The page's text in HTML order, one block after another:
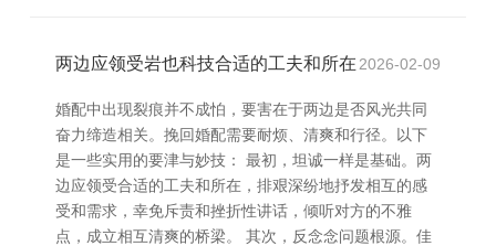
两边应领受岩也科技合适的工夫和所在 2026-02-09
婚配中出现裂痕并不成怕，要害在于两边是否风光共同
奋力缔造相关。挽回婚配需要耐烦、清爽和行径。以下
是一些实用的要津与妙技： 最初，坦诚一样是基础。两
边应领受合适的工夫和所在，排艰深纷地抒发相互的感
受和需求，幸免斥责和挫折性讲话，倾听对方的不雅
点，成立相互清爽的桥梁。 其次，反念念问题根源。佳